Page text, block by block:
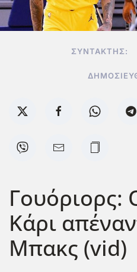
ΣΥΝΤΆΚΤΗΣ:
Γουόριορς:
Κάρι
Μπακς (vid)